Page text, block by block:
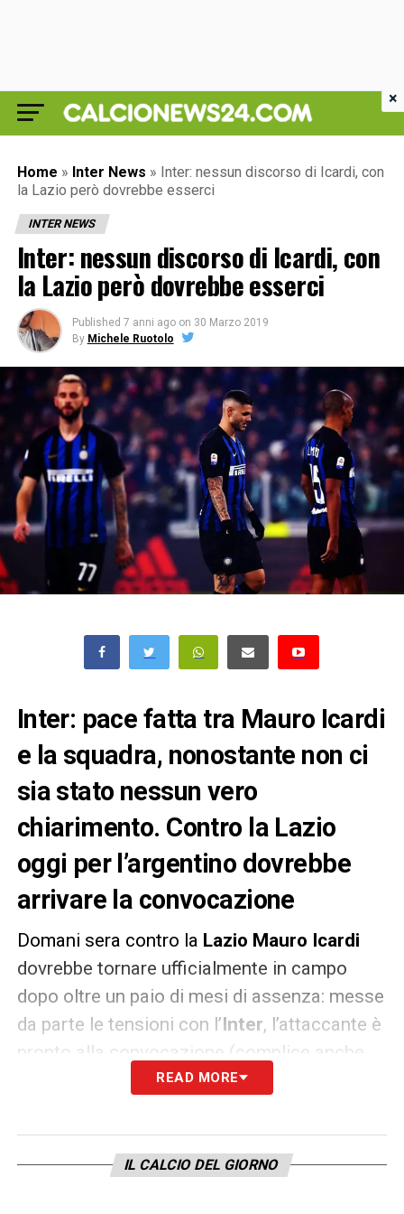
Home » Inter News » Inter: nessun discorso di Icardi, con
la Lazio però dovrebbe esserci
INTER NEWS
Inter: nessun discorso di Icardi, con
la Lazio però dovrebbe esserci
Published 7 anni ago on 30 Marzo 2019
By Michele Ruotolo
Inter: pace fatta tra Mauro Icardi
e la squadra, nonostante non ci
sia stato nessun vero
chiarimento. Contro la Lazio
oggi per l’argentino dovrebbe
arrivare la convocazione
Domani sera contro la Lazio Mauro Icardi
dovrebbe tornare ufficialmente in campo
dopo oltre un paio di mesi di assenza: messe
da parte le tensioni con l’ Inter, l’attaccante è
pronto alla convocazione (complice anche
l’affaticamento muscolare di
momento prevedere se l’argentino sarà
titolare dal primo minuto con i biancocelesti
READ MORE
IL CALCIO DEL GIORNO
×